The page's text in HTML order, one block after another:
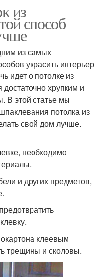
из
способ
из самых
украсить интерьер
идет о потолке из
достаточно хрупким и
В этой статье мы
потолка из
свой дом лучше.
необходимо
и других предметов,
клеевым
трещины и сколовы.